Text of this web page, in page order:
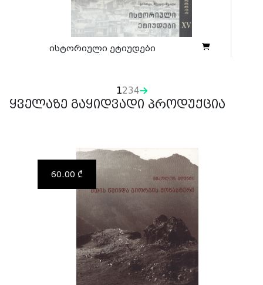
ისტორიული ეტიუდები
1234
ყველაზე გაყიდვადი პროდუქცია
60.00 ₾